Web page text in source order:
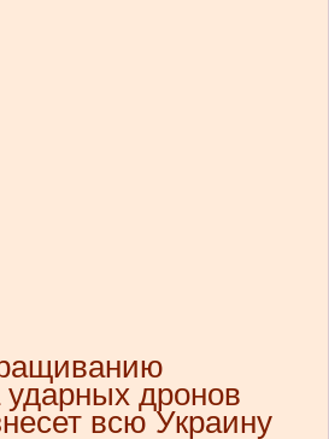
ударных дронов
всю Украину